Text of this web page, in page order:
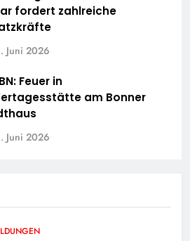
fordert zahlreiche
Juni 2026
Feuer in
am Bonner
Juni 2026